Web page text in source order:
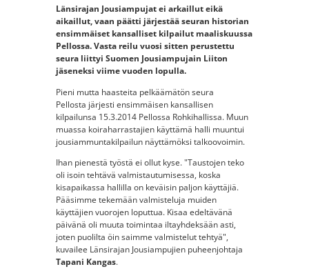
Länsirajan Jousiampujat ei arkaillut eikä
aikaillut, vaan päätti järjestää seuran historian
ensimmäiset kansalliset kilpailut maaliskuussa
Pellossa. Vasta reilu vuosi sitten perustettu
seura liittyi Suomen Jousiampujain Liiton
jäseneksi viime vuoden lopulla.
Pieni mutta haasteita pelkäämätön seura
Pellosta järjesti ensimmäisen kansallisen
kilpailunsa 15.3.2014 Pellossa Rohkihallissa. Muun
muassa koiraharrastajien käyttämä halli muuntui
jousiammuntakilpailun näyttämöksi talkoovoimin.
Ihan pienestä työstä ei ollut kyse. "Taustojen teko
oli isoin tehtävä valmistautumisessa, koska
kisapaikassa hallilla on keväisin paljon käyttäjiä.
Pääsimme tekemään valmisteluja muiden
käyttäjien vuorojen loputtua. Kisaa edeltävänä
päivänä oli muuta toimintaa iltayhdeksään asti,
joten puolilta öin saimme valmistelut tehtyä",
kuvailee Länsirajan Jousiampujien puheenjohtaja
Tapani Kangas.